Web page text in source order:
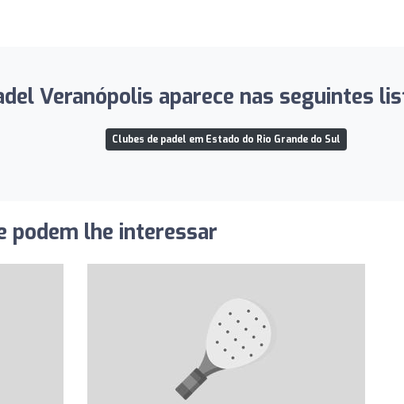
Veranópolis aparece nas seguintes
Clubes de padel em Estado do Rio Grande do Sul
podem lhe interessar